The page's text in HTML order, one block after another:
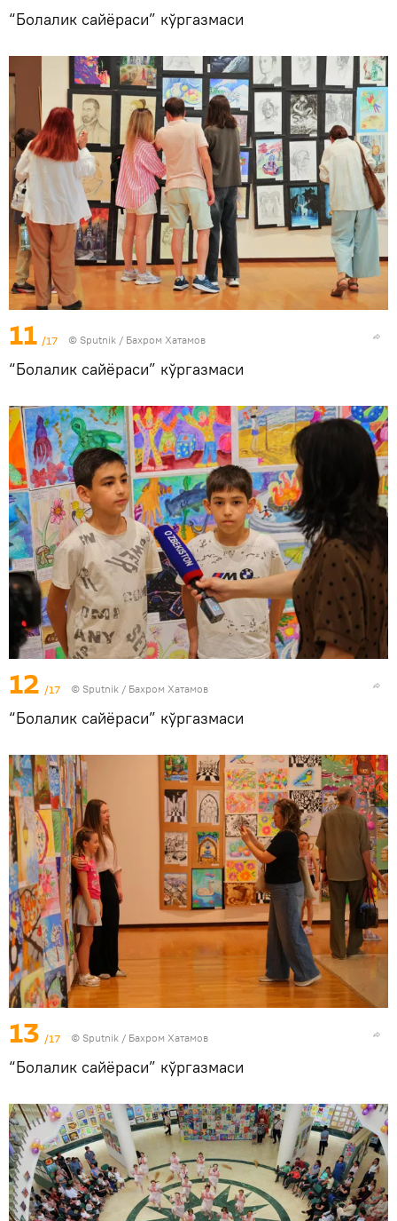
“Болалик сайёраси” кўргазмаси
11 /17 © Sputnik / Бахром Хатамов
“Болалик сайёраси” кўргазмаси
12 /17 © Sputnik / Бахром Хатамов
“Болалик сайёраси” кўргазмаси
13 /17 © Sputnik / Бахром Хатамов
“Болалик сайёраси” кўргазмаси